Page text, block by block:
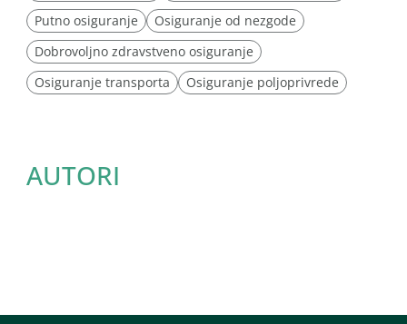
Putno osiguranje
Osiguranje od nezgode
Dobrovoljno zdravstveno osiguranje
Osiguranje transporta
Osiguranje poljoprivrede
AUTORI